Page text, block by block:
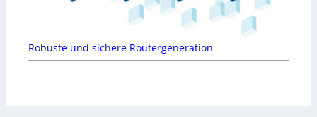
Robuste und sichere Routergeneration